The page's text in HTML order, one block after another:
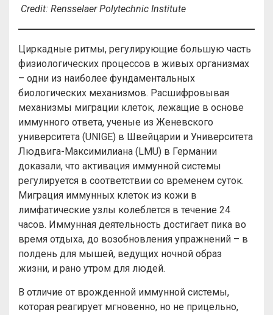
Credit: Rensselaer Polytechnic Institute
Циркадные ритмы, регулирующие большую часть
физиологических процессов в живых организмах
– одни из наиболее фундаментальных
биологических механизмов. Расшифровывая
механизмы миграции клеток, лежащие в основе
иммунного ответа, ученые из Женевского
университета (UNIGE) в Швейцарии и Университета
Людвига-Максимилиана (LMU) в Германии
доказали, что активация иммунной системы
регулируется в соответствии со временем суток.
Миграция иммунных клеток из кожи в
лимфатические узлы колеблется в течение 24
часов. Иммунная деятельность достигает пика во
время отдыха, до возобновления упражнений – в
полдень для мышей, ведущих ночной образ
жизни, и рано утром для людей.
В отличие от врожденной иммунной системы,
которая реагирует мгновенно, но не прицельно,